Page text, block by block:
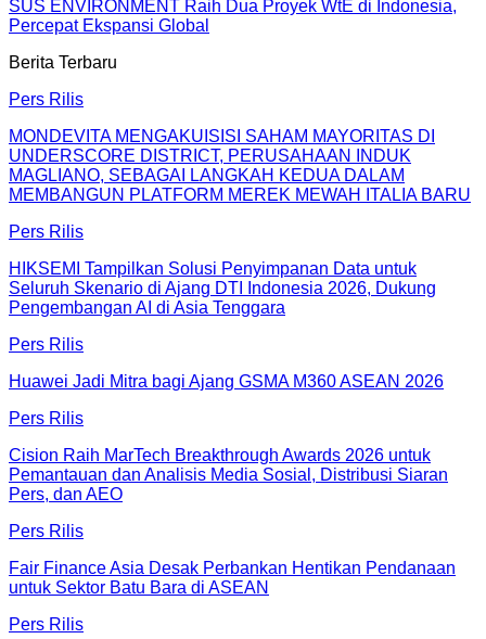
SUS ENVIRONMENT Raih Dua Proyek WtE di Indonesia,
Percepat Ekspansi Global
Berita Terbaru
Pers Rilis
MONDEVITA MENGAKUISISI SAHAM MAYORITAS DI
UNDERSCORE DISTRICT, PERUSAHAAN INDUK
MAGLIANO, SEBAGAI LANGKAH KEDUA DALAM
MEMBANGUN PLATFORM MEREK MEWAH ITALIA BARU
Pers Rilis
HIKSEMI Tampilkan Solusi Penyimpanan Data untuk
Seluruh Skenario di Ajang DTI Indonesia 2026, Dukung
Pengembangan AI di Asia Tenggara
Pers Rilis
Huawei Jadi Mitra bagi Ajang GSMA M360 ASEAN 2026
Pers Rilis
Cision Raih MarTech Breakthrough Awards 2026 untuk
Pemantauan dan Analisis Media Sosial, Distribusi Siaran
Pers, dan AEO
Pers Rilis
Fair Finance Asia Desak Perbankan Hentikan Pendanaan
untuk Sektor Batu Bara di ASEAN
Pers Rilis